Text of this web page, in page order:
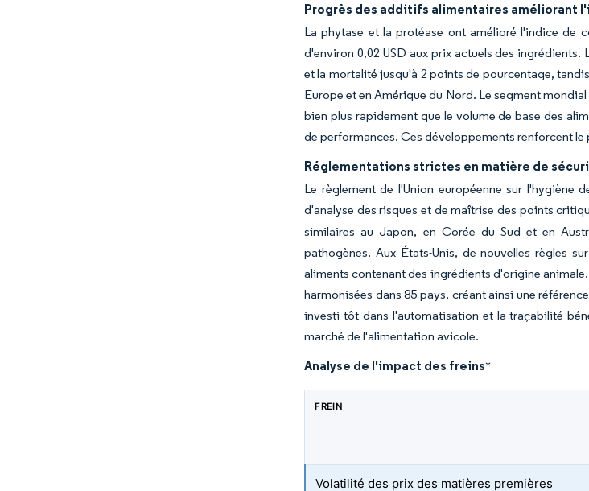
Progrès des additifs alimentaires améliorant
La phytase et la protéase ont amélioré l'indice de
d'environ 0,02 USD aux prix actuels des
et la mortalité jusqu'à 2 points de pourcentage,
Europe et en Amérique du Nord. Le segment
bien plus rapidement que le volume de base des
de performances. Ces développements renforcent
Réglementations strictes en matière de
Le règlement de l'Union européenne sur l'hygiène
d'analyse des risques et de maîtrise des points
similaires au Japon, en Corée du Sud et en
pathogènes. Aux États-Unis, de nouvelles règles
aliments contenant des ingrédients d'origine
harmonisées dans 85 pays, créant ainsi une
investi tôt dans l'automatisation et la traçabilité
marché de l'alimentation avicole.
Analyse de l'impact des freins*
FREIN
Volatilité des prix des matières premières